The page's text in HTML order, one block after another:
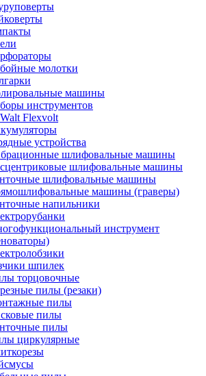
молотки
машины
инструментов
Flexvolt
устройства
шлифовальные машины
шлифовальные машины
шлифовальные машины
машины (граверы)
напильники
инструмент
шпилек
торцовочные
пилы (резаки)
пилы
пилы
пилы
циркулярные